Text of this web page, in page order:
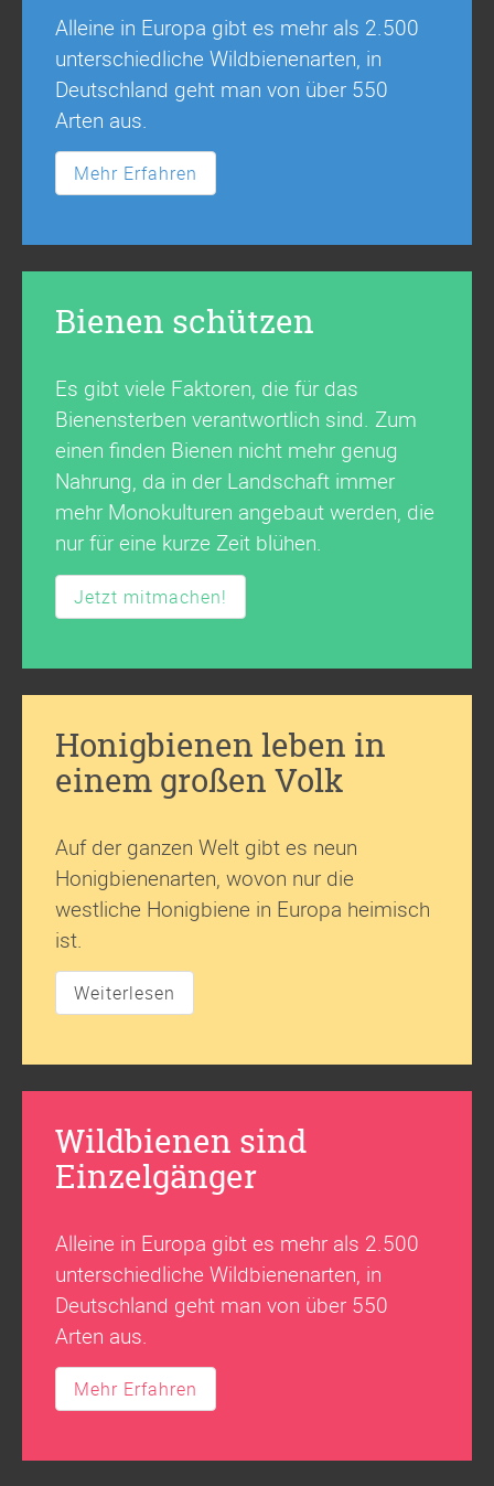
Alleine in Europa gibt es mehr als 2.500
unterschiedliche Wildbienenarten, in
Deutschland geht man von über 550
Arten aus.
Mehr Erfahren
Bienen schützen
Es gibt viele Faktoren, die für das
Bienensterben verantwortlich sind. Zum
einen finden Bienen nicht mehr genug
Nahrung, da in der Landschaft immer
mehr Monokulturen angebaut werden, die
nur für eine kurze Zeit blühen.
Jetzt mitmachen!
Honigbienen leben in
einem großen Volk
Auf der ganzen Welt gibt es neun
Honigbienenarten, wovon nur die
westliche Honigbiene in Europa heimisch
ist.
Weiterlesen
Wildbienen sind
Einzelgänger
Alleine in Europa gibt es mehr als 2.500
unterschiedliche Wildbienenarten, in
Deutschland geht man von über 550
Arten aus.
Mehr Erfahren